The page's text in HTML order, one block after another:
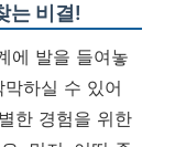
는 비결!
에 발을 들여놓
하실 수 있어
한 경험을 위한